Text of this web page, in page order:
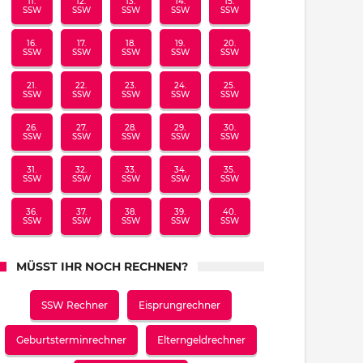
SSW
SSW
SSW
SSW
SSW
16.
SSW
17.
SSW
18.
SSW
19.
SSW
20.
SSW
21.
SSW
22.
SSW
23.
SSW
24.
SSW
25.
SSW
26.
SSW
27.
SSW
28.
SSW
29.
SSW
30.
SSW
31.
SSW
32.
SSW
33.
SSW
34.
SSW
35.
SSW
36.
SSW
37.
SSW
38.
SSW
39.
SSW
40.
SSW
MÜSST IHR NOCH RECHNEN?
SSW Rechner Eisprungrechner
Geburtsterminrechner Elterngeldrechner